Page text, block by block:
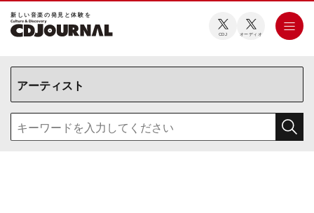
新しい⾳楽の発⾒と体験を
CDJ オーディオ